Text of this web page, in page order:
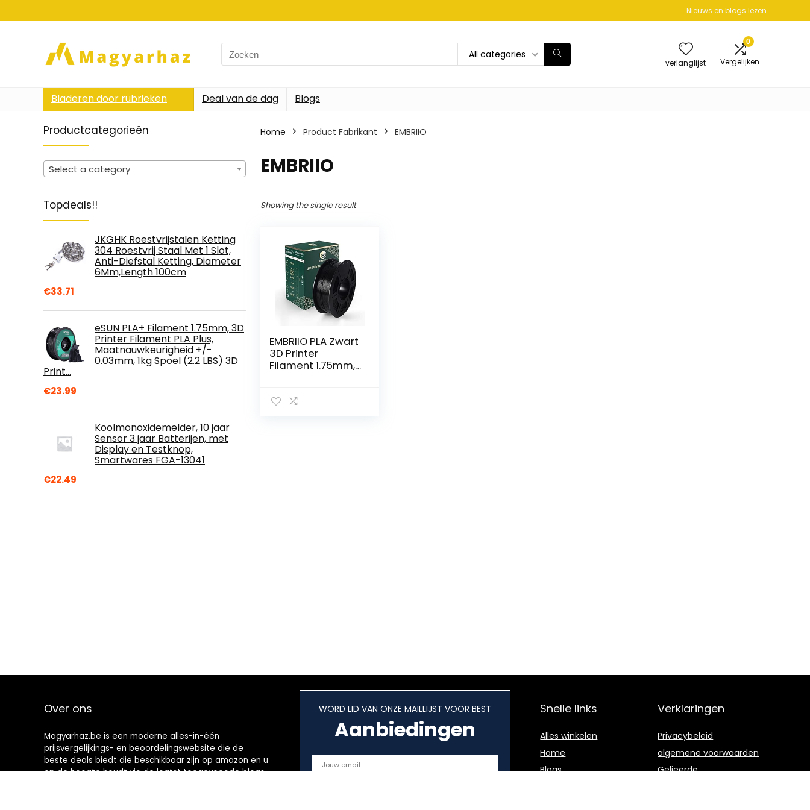
Nieuws en blogs lezen
Search
for:
All categories
verlanglijst
0
Vergelijken
Bladeren door rubrieken Deal van de dag Blogs
Productcategorieën
Select a category
Topdeals!!
JKGHK Roestvrijstalen Ketting
304 Roestvrij Staal Met 1 Slot,
Anti-Diefstal Ketting, Diameter
6Mm,Length 100cm
€33.71
eSUN PLA+ Filament 1.75mm, 3D
Printer Filament PLA Plus,
Maatnauwkeurigheid +/-
0.03mm, 1kg Spoel (2.2 LBS) 3D
Print…
€23.99
Koolmonoxidemelder, 10 jaar
Sensor 3 jaar Batterijen, met
Display en Testknop,
Smartwares FGA-13041
€22.49
Home Product Fabrikant ‎EMBRIIO
‎EMBRIIO
Showing the single result
EMBRIIO PLA Zwart
3D Printer
Filament 1.75mm,
Over ons
Magyarhaz.be is een moderne alles-in-één
prijsvergelijkings- en beoordelingswebsite die de
beste deals biedt die beschikbaar zijn op amazon en u
op de hoogte houdt via de laatst toegevoegde blogs.
WORD LID VAN ONZE MAILLIJST VOOR BEST
Aanbiedingen
Snelle links
Alles winkelen
Home
Blogs
Verklaringen
Privacybeleid
algemene voorwaarden
Gelieerde